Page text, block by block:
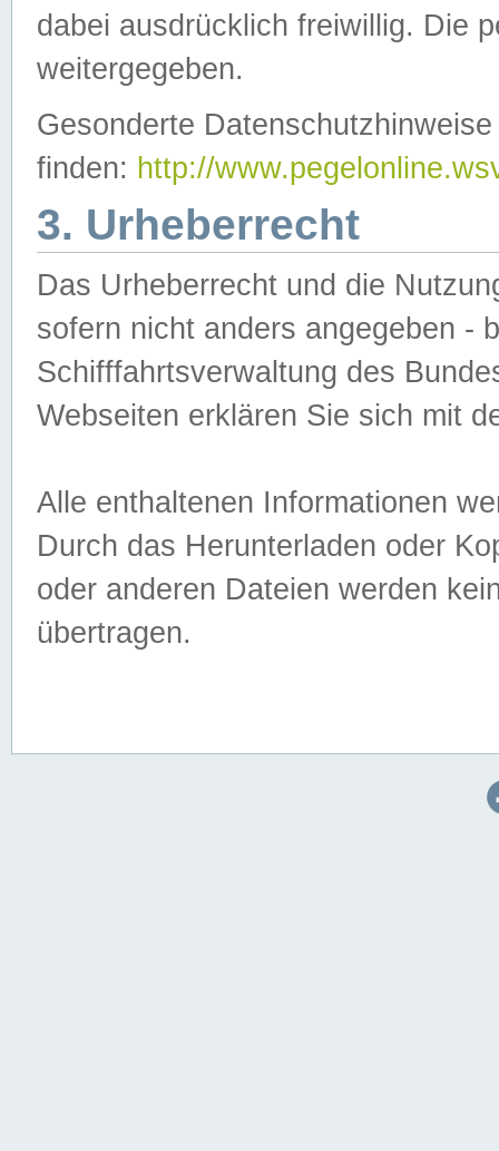
dabei ausdrücklich freiwillig. Die
weitergegeben.
Gesonderte
finden: http://
3. Urheberrecht
Das Urheberrecht und die
sofern nicht anders angegeben -
Schifffahrtsverwaltung des
Webseiten erklären Sie sich mit
Alle enthaltenen Informationen
Durch das Herunterladen oder
oder anderen Dateien werden
übertragen.